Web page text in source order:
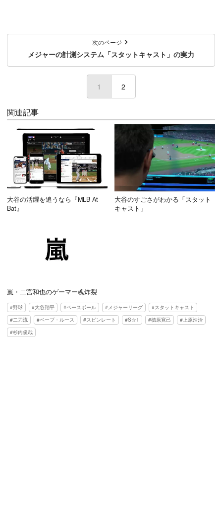
次のページ
メジャーの計測システム「スタットキャスト」の実力
1 (current)
2
関連記事
大谷の活躍を追うなら『MLB At
Bat』
大谷のすごさがわかる「スタット
キャスト」
嵐・二宮和也のゲーマー魂炸裂
野球 大谷翔平 ベースボール メジャーリーグ
スタットキャスト
二刀流
ベーブ・ルース スピンレート S☆1 槙原寛己
上原浩治
杉内俊哉